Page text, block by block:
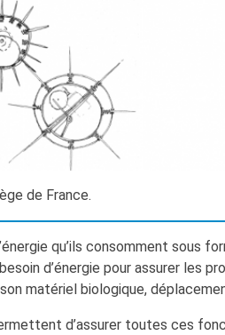
de France.
qu’ils consomment sous
d’énergie pour assurer les
matériel biologique,
d’assurer toutes ces